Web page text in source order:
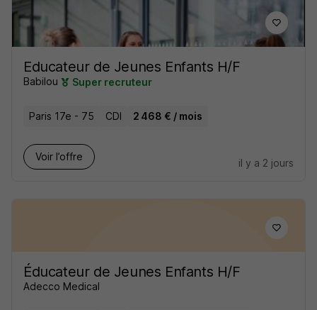
Educateur de Jeunes Enfants H/F
Babilou Super recruteur
Paris 17e - 75 CDI 2 468 € / mois
Voir l’offre
il y a 2 jours
Éducateur de Jeunes Enfants H/F
Adecco Medical